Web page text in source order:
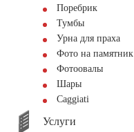
Поребрик
Тумбы
Урна для праха
Фото на памятник
Фотоовалы
Шары
Сaggiati
Услуги